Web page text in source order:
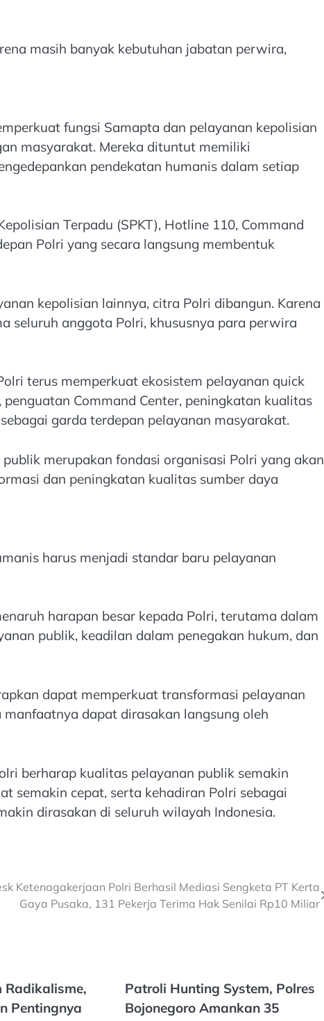
masih banyak kebutuhan jabatan perwira,
fungsi Samapta dan pelayanan kepolisian
masyarakat. Mereka dituntut memiliki
pendekatan humanis dalam setiap
Terpadu (SPKT), Hotline 110, Command
Polri yang secara langsung membentuk
kepolisian lainnya, citra Polri dibangun. Karena
seluruh anggota Polri, khususnya para perwira
terus memperkuat ekosistem pelayanan quick
Command Center, peningkatan kualitas
garda terdepan pelayanan masyarakat.
merupakan fondasi organisasi Polri yang akan
dan peningkatan kualitas sumber daya
harus menjadi standar baru pelayanan
harapan besar kepada Polri, terutama dalam
publik, keadilan dalam penegakan hukum, dan
dapat memperkuat transformasi pelayanan
dapat dirasakan langsung oleh
berharap kualitas pelayanan publik semakin
semakin cepat, serta kehadiran Polri sebagai
dirasakan di seluruh wilayah Indonesia.
Ketenagakerjaan Polri Berhasil Mediasi Sengketa PT Kerta
Gaya Pusaka, 131 Pekerja Terima Hak Senilai Rp10 Miliar
Radikalisme,
Pentingnya
Patroli Hunting System, Polres
Bojonegoro Amankan 35